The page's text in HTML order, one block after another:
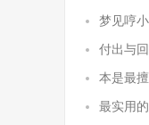
梦见哼
付出与
本是最
最实用